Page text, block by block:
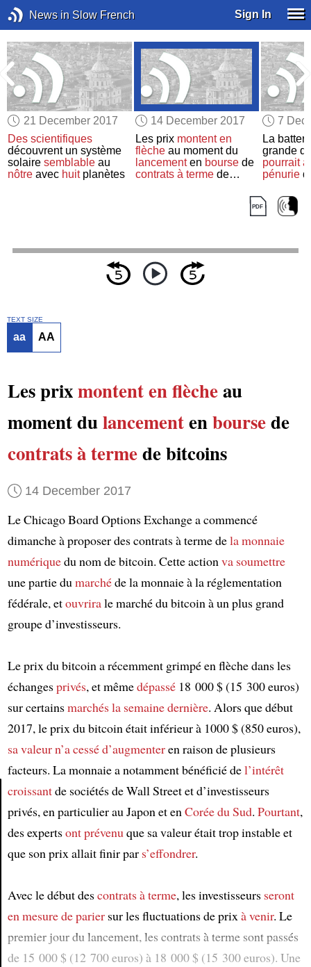
News in Slow French Sign In
21 December 2017
Des scientifiques
découvrent un système
solairesemblable au
nôtre avec huitplanètes
14 December 2017
Les prix montent en
flècheau moment du
lancementen boursede
contrats à termede
7
La
grande
pourrait
pénurie
Article
TEXT SIZE
aa AA
Les prixmontent en flècheau
moment dulancementenboursede
contrats à termede bitcoins
14 December 2017
Le Chicago Board Options Exchange a commencé
dimanche à proposer des contrats à terme dela monnaie
numériquedu nom de bitcoin. Cette actionva soumettre
une partie dumarchéde la monnaie à la réglementation
fédérale, etouvrirale marché du bitcoin à un plus grand
groupe d’investisseurs.
Le prix du bitcoin a récemment grimpé en flèche dans les
échangesprivés, et mêmedépassé18 000 $ (15 300 euros)
sur certainsmarchésla semaine dernière. Alors que début
2017, le prix du bitcoin était inférieur à 1000 $ (850 euros),
sa valeurn’a cessé d’augmenteren raison de plusieurs
facteurs. La monnaie a notamment bénéficié del’intérêt
croissantde sociétés de Wall Street et d’investisseurs
privés, en particulier au Japon et enCorée du Sud. Pourtant,
des expertsont prévenuque sa valeur était trop instable et
que son prix allait finir par s’effondrer.
Avec le début descontrats à terme, les investisseurs seront
en mesure depariersur les fluctuations de prixà venir. Le
premier jour du lancement, les contrats à terme sont passés
de 15 000 $ (12 700 euros) à 18 000 $ (15 300 euros). Une